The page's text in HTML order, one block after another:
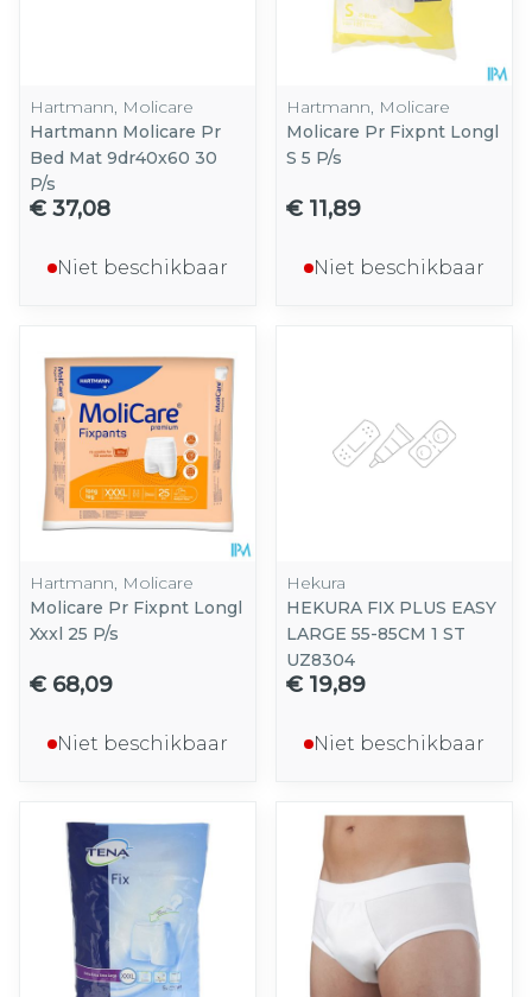
Hartmann, Molicare
Hartmann Molicare Pr
Bed Mat 9dr40x60 30
P/s
€ 37,08
Niet beschikbaar
Hartmann, Molicare
Molicare Pr Fixpnt Longl
S 5 P/s
€ 11,89
Niet beschikbaar
Hartmann, Molicare
Molicare Pr Fixpnt Longl
Xxxl 25 P/s
€ 68,09
Niet beschikbaar
Hekura
HEKURA FIX PLUS EASY
LARGE 55-85CM 1 ST
UZ8304
€ 19,89
Niet beschikbaar